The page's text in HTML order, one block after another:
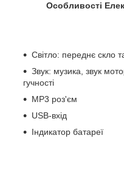
Особливості
Світло: переднє скло
Звук: музика, звук
гучності
MP3 роз'єм
USB-вхід
Індикатор батареї